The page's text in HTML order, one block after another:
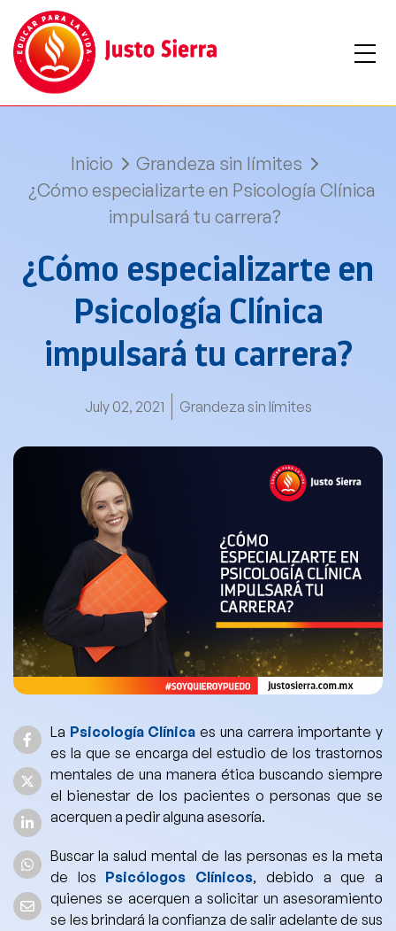
Inicio
Grandeza sin límites
¿Cómo especializarte en Psicología Clínica
impulsará tu carrera?
¿Cómo especializarte en
Psicología Clínica
impulsará tu carrera?
July 02, 2021 Grandeza sin límites
La Psicología Clínicaes una carrera importante y
es la que se encarga del estudio de los trastornos
mentales de una manera ética buscando siempre
el bienestar de los pacientes o personas que se
acerquen a pedir alguna asesoría.
Buscar la salud mental de las personas es la meta
de los Psicólogos Clínicos, debido a que a
quienes se acerquen a solicitar un asesoramiento
se les brindará la confianza de salir adelante de sus